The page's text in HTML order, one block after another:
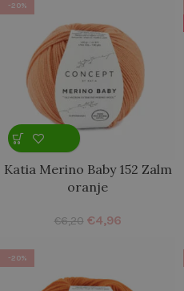
-20%
Katia Merino Baby 152 Zalm
oranje
€6,20 €4,96
-20%